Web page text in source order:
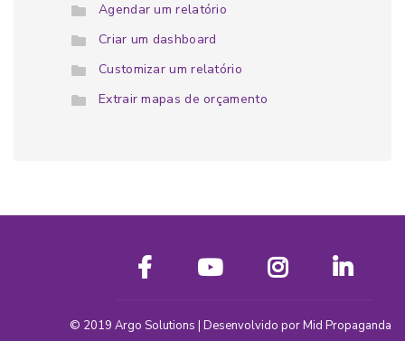
Agendar um relatório
Criar um dashboard
Customizar um relatório
Extrair mapas de orçamento
© 2019 Argo Solutions | Desenvolvido porMid Propaganda